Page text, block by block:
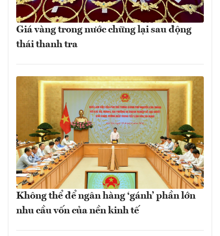
Giá vàng trong nước chững lại sau động
thái thanh tra
Không thể để ngân hàng ‘gánh’ phần lớn
nhu cầu vốn của nền kinh tế